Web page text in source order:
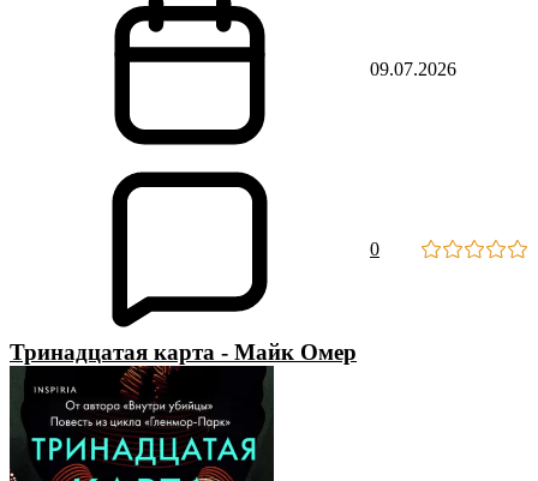
09.07.2026
0
Тринадцатая карта - Майк Омер